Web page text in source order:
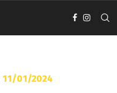
11/01/2024